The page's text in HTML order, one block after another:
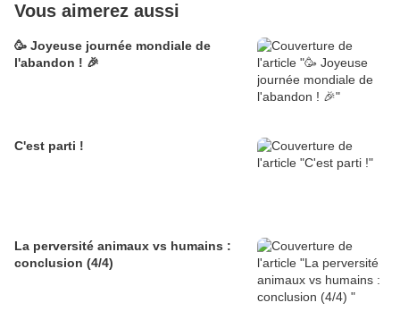
Vous aimerez aussi
🥳 Joyeuse journée mondiale de
l'abandon ! 🎉
C'est parti !
La perversité animaux vs humains :
conclusion (4/4)